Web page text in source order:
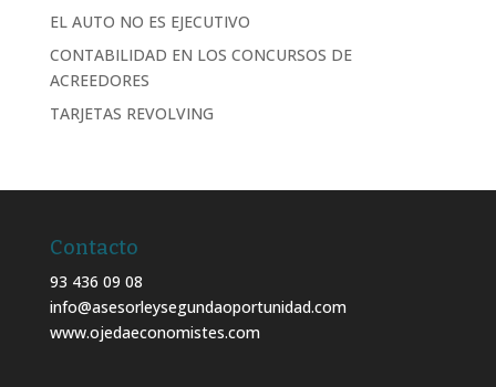
EL AUTO NO ES EJECUTIVO
CONTABILIDAD EN LOS CONCURSOS DE
ACREEDORES
TARJETAS REVOLVING
Contacto
93 436 09 08
info@asesorleysegundaoportunidad.com
www.ojedaeconomistes.com